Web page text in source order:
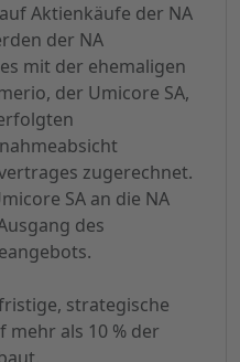
Aktienkäufe der NA
der NA
mit der ehemaligen
der Umicore SA,
zugerechnet.
SA an die NA
des
strategische
mehr als 10 % der